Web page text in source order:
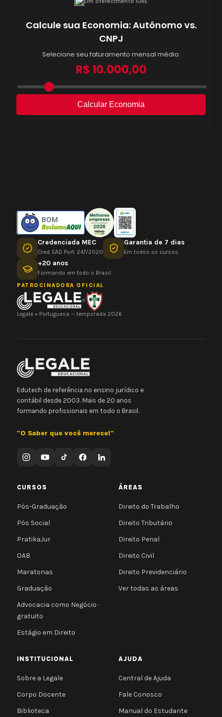
BOM
Credenciada MEC
Cred. EAD Port. 247/2020
Garantia de 7 dias
Em todos os cursos
+20 anos
Formando em todo o Brasil
PATROCINADORA OFICIAL
×
Legale × Portuguesa — temporada 2026
Edutech de referência no ensino jurídico e
contábil desde 2003. Mais de 20 anos
formando profissionais em todo o Brasil.
"O Saber que você merece!"
CURSOS
Pós-Graduação
Pós Social
PratikaJur
OAB
Maratonas
Graduação
Advocacia como Negócio ·
gratuito
Estágio em Direito
ÁREAS
Direito do Trabalho
Direito Tributário
Direito Penal
Direito Civil
Direito Previdenciário
Ver todas as áreas
INSTITUCIONAL
Sobre a Legale
Corpo Docente
Biblioteca
AJUDA
Central de Ajuda
Fale Conosco
Manual do Estudante